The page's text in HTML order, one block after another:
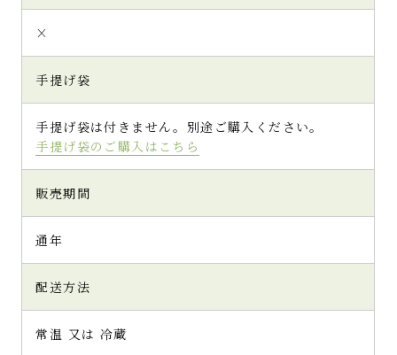
×
手提げ袋
手提げ袋は付きません。別途ご購入ください。
手提げ袋のご購入はこちら
販売期間
通年
配送方法
常温 又は 冷蔵